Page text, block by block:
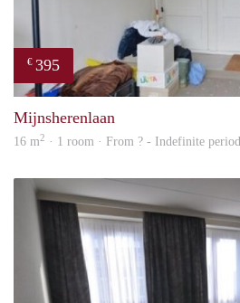
€ 395
Mijnsherenlaan
16 m2 · 1 room · From ? - Indefinite period